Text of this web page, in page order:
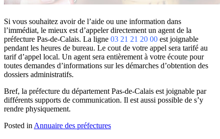
Si vous souhaitez avoir de l’aide ou une information dans
l’immédiat, le mieux est d’appeler directement un agent de la
préfecture Pas-de-Calais. La ligne 03 21 21 20 00 est joignable
pendant les heures de bureau. Le cout de votre appel sera tarifé au
tarif d’appel local. Un agent sera entièrement à votre écoute pour
toutes demandes d’informations sur les démarches d’obtention des
dossiers administratifs.
Bref, la préfecture du département Pas-de-Calais est joignable par
différents supports de communication. Il est aussi possible de s’y
rendre physiquement.
Posted in Annuaire des préfectures